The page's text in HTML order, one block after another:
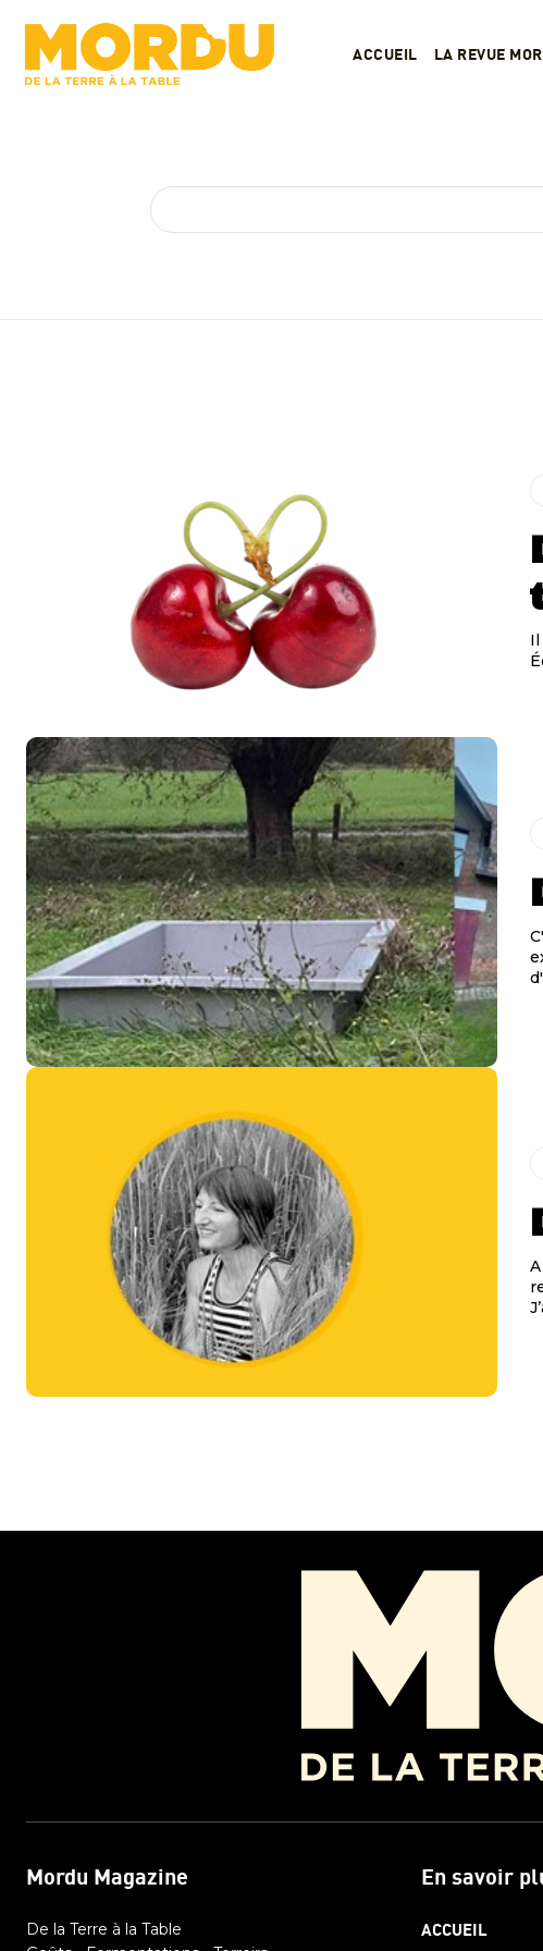
ACCUEIL LA REVUE
Il
Mordu Magazine
De la Terre à la Table
En savoir
ACCUEIL